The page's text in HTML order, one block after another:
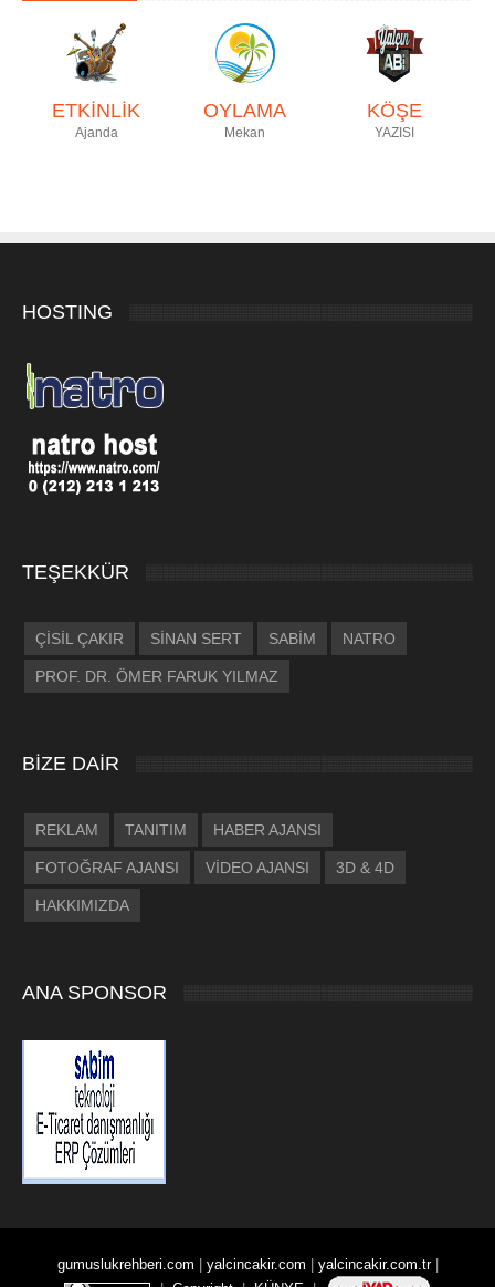
ETKİNLİK
Ajanda
OYLAMA
Mekan
KÖŞE
YAZISI
HOSTING
TEŞEKKÜR
ÇİSİL ÇAKIR SİNAN SERT SABİM NATRO
PROF. DR. ÖMER FARUK YILMAZ
BİZE DAİR
REKLAM TANITIM HABER AJANSI
FOTOĞRAF AJANSI VİDEO AJANSI 3D & 4D
HAKKIMIZDA
ANA SPONSOR
gumuslukrehberi.com yalcincakir.com yalcincakir.com.tr